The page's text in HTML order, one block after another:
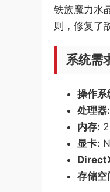
铁族魔力水
则，修复了
系统需
操作
处理器:
内存:
显卡:
存储空